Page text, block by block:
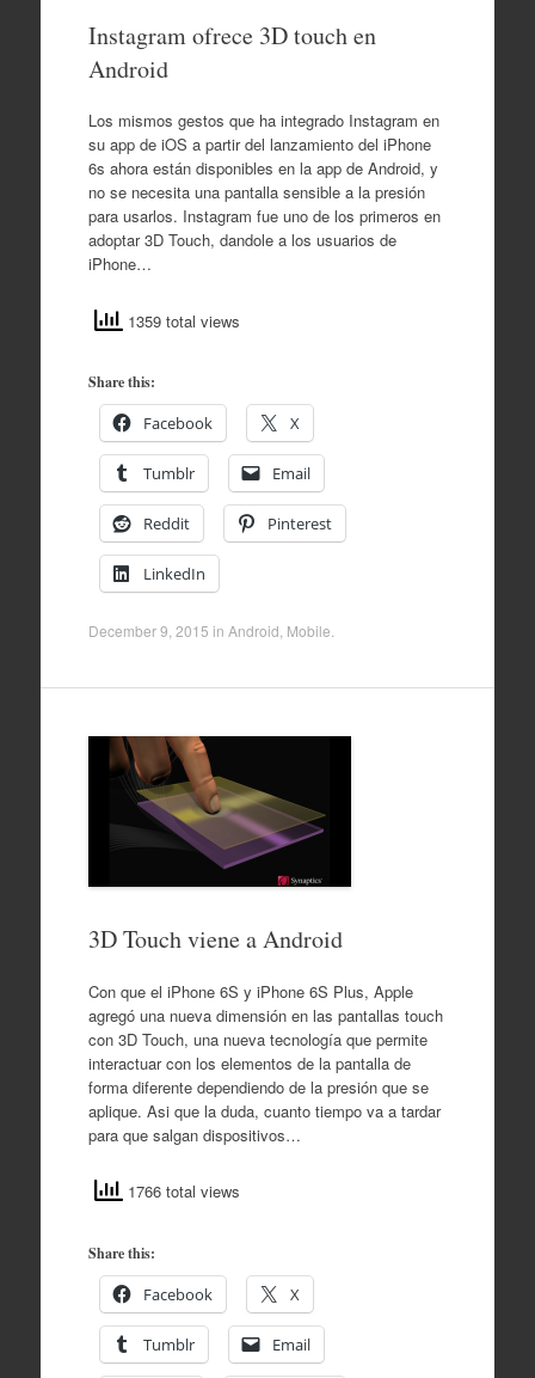
Instagram ofrece 3D touch en
Android
Los mismos gestos que ha integrado Instagram en
su app de iOS a partir del lanzamiento del iPhone
6s ahora están disponibles en la app de Android, y
no se necesita una pantalla sensible a la presión
para usarlos. Instagram fue uno de los primeros en
adoptar 3D Touch, dandole a los usuarios de
iPhone…
1359 total views
Share this:
Facebook X
Tumblr Email
Reddit Pinterest
LinkedIn
December 9, 2015 in Android Mobile
3D Touch viene a Android
Con que el iPhone 6S y iPhone 6S Plus, Apple
agregó una nueva dimensión en las pantallas touch
con 3D Touch, una nueva tecnología que permite
interactuar con los elementos de la pantalla de
forma diferente dependiendo de la presión que se
aplique. Asi que la duda, cuanto tiempo va a tardar
para que salgan dispositivos…
1766 total views
Share this:
Facebook X
Tumblr Email